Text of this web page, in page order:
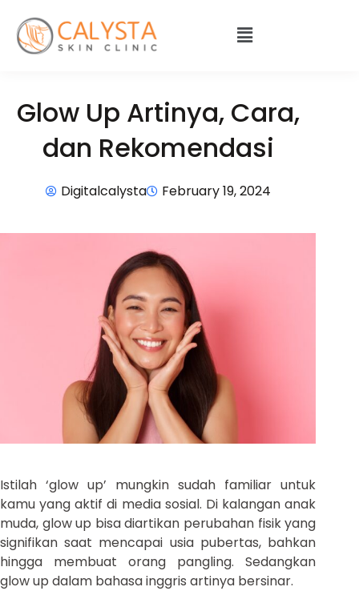
Glow Up Artinya, Cara,
dan Rekomendasi
Digitalcalysta February 19, 2024
Istilah ‘glow up’ mungkin sudah familiar untuk
kamu yang aktif di media sosial. Di kalangan anak
muda, glow up bisa diartikan perubahan fisik yang
signifikan saat mencapai usia pubertas, bahkan
hingga membuat orang pangling. Sedangkan
glow up dalam bahasa inggris artinya bersinar.